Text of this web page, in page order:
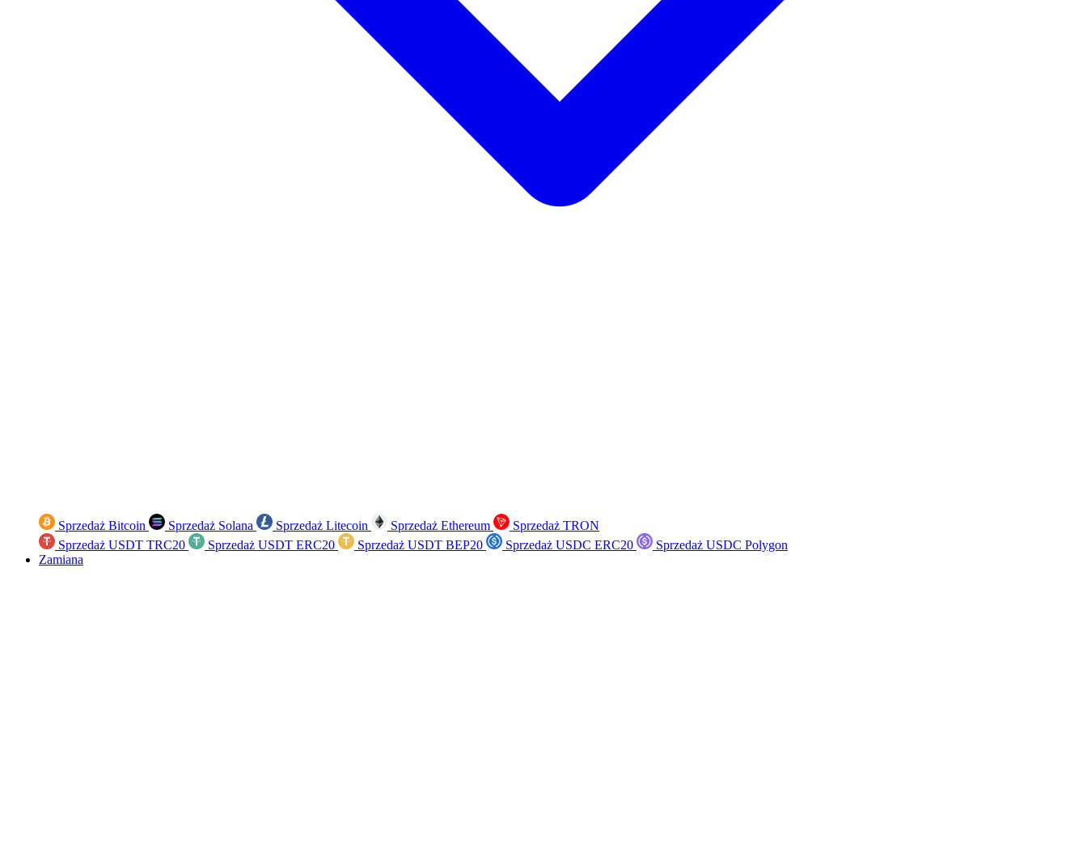
Sprzedaż Bitcoin Sprzedaż Solana Sprzedaż Litecoin Sprzedaż Ethereum
Sprzedaż TRON
Sprzedaż USDT TRC20
Sprzedaż USDT ERC20 Sprzedaż USDT BEP20 Sprzedaż USDC ERC20
Sprzedaż USDC Polygon
Zamiana